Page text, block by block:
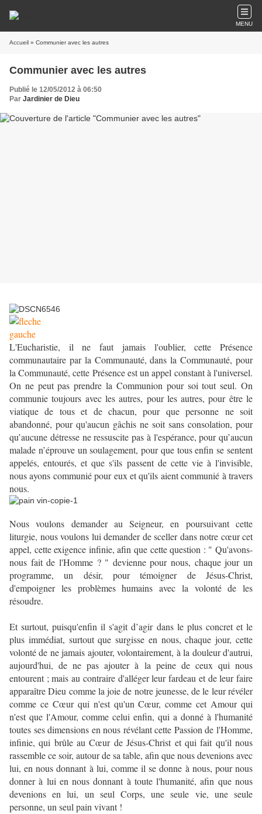
MENU
Accueil » Communier avec les autres
Communier avec les autres
Publié le 12/05/2012 à 06:50
Par Jardinier de Dieu
L'Eucharistie, il ne faut jamais l'oublier, cette Présence
communautaire par la Communauté, dans la Communauté, pour
la Communauté, cette Présence est un appel constant à l'universel.
On ne peut pas prendre la Communion pour soi tout seul. On
communie toujours avec les autres, pour les autres, pour être le
viatique de tous et de chacun, pour que personne ne soit
abandonné, pour qu'aucun gâchis ne soit sans consolation, pour
qu’aucune détresse ne ressuscite pas à l'espérance, pour qu’aucun
malade n’éprouve un soulagement, pour que tous enfin se sentent
appelés, entourés, et que s'ils passent de cette vie à l'invisible,
nous ayons communié pour eux et qu'ils aient communié à travers
nous.
Nous voulons demander au Seigneur, en poursuivant cette
liturgie, nous voulons lui demander de sceller dans notre cœur cet
appel, cette exigence infinie, afin que cette question : " Qu'avons-
nous fait de l'Homme ? " devienne pour nous, chaque jour un
programme, un désir, pour témoigner de Jésus-Christ,
d'empoigner les problèmes humains avec la volonté de les
résoudre.
Et surtout, puisqu'enfin il s'agit d’agir dans le plus concret et le
plus immédiat, surtout que surgisse en nous, chaque jour, cette
volonté de ne jamais ajouter, volontairement, à la douleur d'autrui,
aujourd'hui, de ne pas ajouter à la peine de ceux qui nous
entourent ; mais au contraire d'alléger leur fardeau et de leur faire
apparaître Dieu comme la joie de notre jeunesse, de le leur révéler
comme ce Cœur qui n'est qu'un Cœur, comme cet Amour qui
n'est que l'Amour, comme celui enfin, qui a donné à l'humanité
toutes ses dimensions en nous révélant cette Passion de l'Homme,
infinie, qui brûle au Cœur de Jésus-Christ et qui fait qu'il nous
rassemble ce soir, autour de sa table, afin que nous devenions avec
lui, en nous donnant à lui, comme il se donne à nous, pour nous
donner à lui en nous donnant à toute l'humanité, afin que nous
devenions en lui, un seul Corps, une seule vie, une seule
personne, un seul pain vivant !